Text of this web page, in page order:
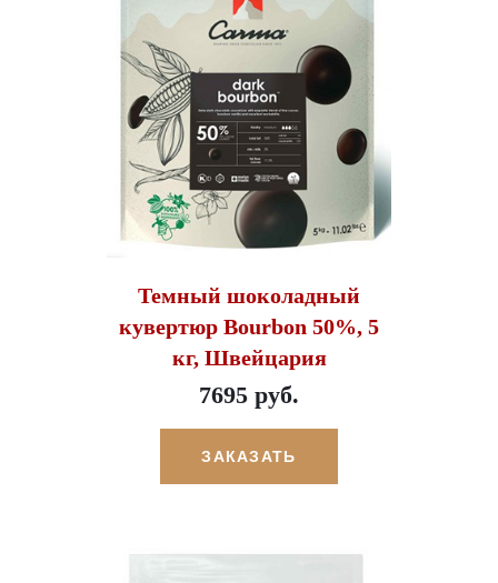
Темный шоколадный
кувертюр Bourbon 50%, 5
кг, Швейцария
7695 руб.
ЗАКАЗАТЬ